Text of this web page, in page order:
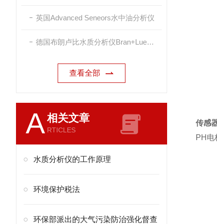
英国Advanced Seneors水中油分析仪
德国布朗卢比水质分析仪Bran+Luebbe
查看全部
A相关文章
RTICLES
水质分析仪的工作原理
环境保护税法
环保部派出的大气污染防治强化督查
传感
PH电